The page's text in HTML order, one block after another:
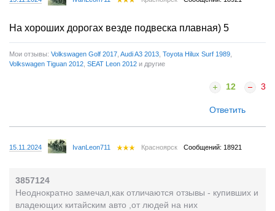
На хороших дорогах везде подвеска плавная) 5
Мои отзывы: Volkswagen Golf 2017 Audi A3 2013 Toyota Hilux Surf 1989
Volkswagen Tiguan 2012 SEAT Leon 2012 и другие
12 3
Ответить
15.11.2024 IvanLeon711 Красноярск Сообщений: 18921
3857124
Неоднократно замечал,как отличаются отзывы - купивших и
владеющих китайским авто ,от людей на них